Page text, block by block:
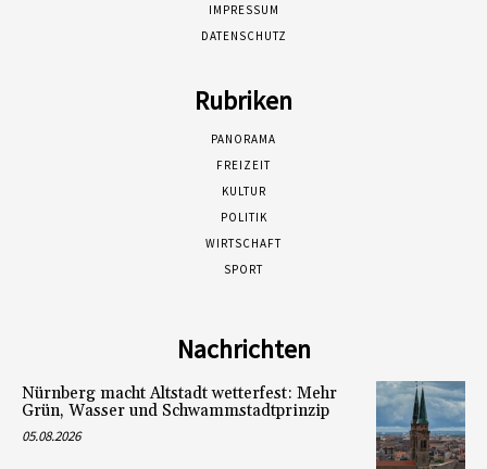
IMPRESSUM
DATENSCHUTZ
Rubriken
PANORAMA
FREIZEIT
KULTUR
POLITIK
WIRTSCHAFT
SPORT
Nachrichten
Nürnberg macht Altstadt wetterfest: Mehr
Grün, Wasser und Schwammstadtprinzip
05.08.2026